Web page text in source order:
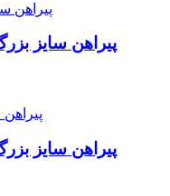
پیراهن سایز بزرگ عرض 65
پیراهن سایز بزرگ عرض 69